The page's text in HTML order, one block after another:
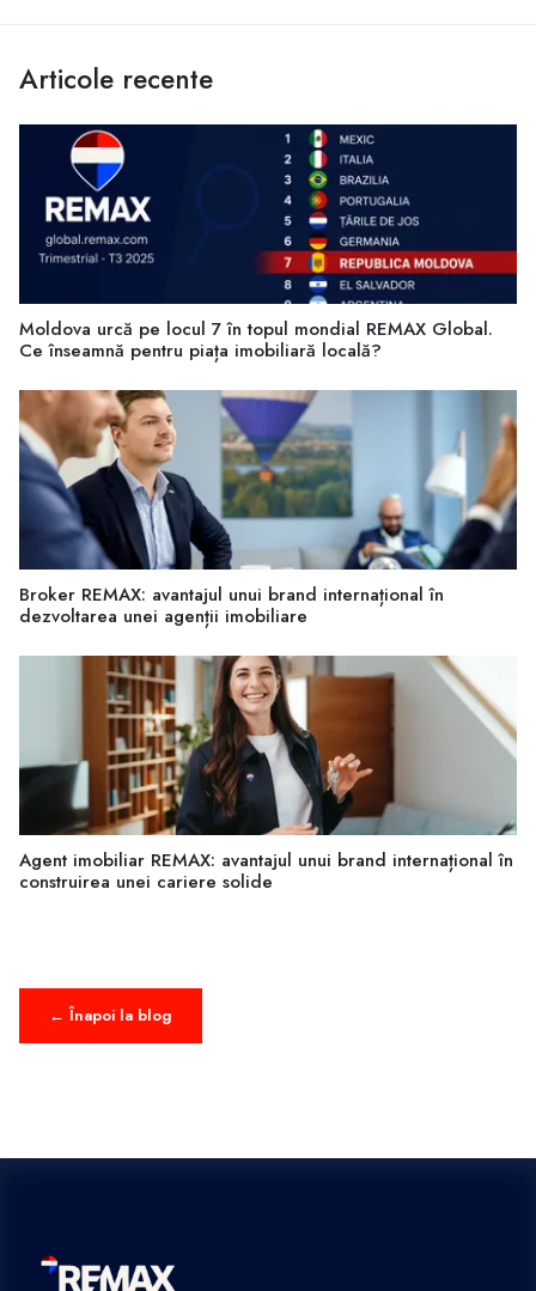
Articole recente
Moldova urcă pe locul 7 în topul mondial REMAX Global.
Ce înseamnă pentru piața imobiliară locală?
Broker REMAX: avantajul unui brand internațional în
dezvoltarea unei agenții imobiliare
Agent imobiliar REMAX: avantajul unui brand internațional în
construirea unei cariere solide
← Înapoi la blog